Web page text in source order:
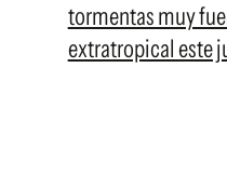
tormentas muy
extratropical este